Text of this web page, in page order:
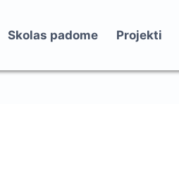
Skolas padome Projekti